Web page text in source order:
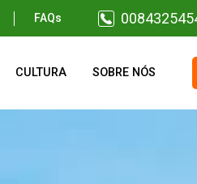
FAQs
CULTURA SOBRE NÓS